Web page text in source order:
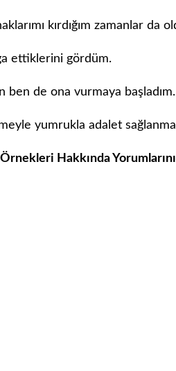
kırdığım zamanlar da
ettiklerini gördüm.
ben de ona vurmaya başladım.
yumrukla adalet
Hakkında